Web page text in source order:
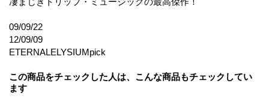
09/09/22
12/09/09
ETERNALELYSIUMpick
この商品をチェックした人は、こんな商品もチェックしてい
ます